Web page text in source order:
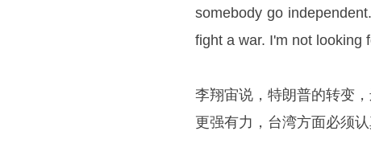
somebody go
fight a war. I'm not looking
李翔宙说，特朗普的转变，
更强有力，台湾方面必须认